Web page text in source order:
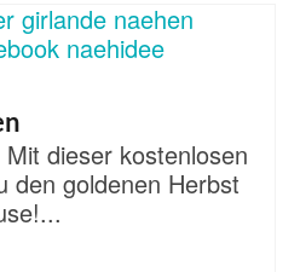
dieser kostenlosen
den goldenen Herbst